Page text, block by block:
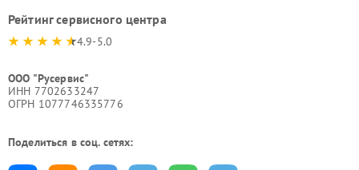
Рейтинг сервисного центра
4.9-5.0
ООО "Русервис"
ИНН 7702633247
ОГРН 1077746335776
Поделиться в соц. сетях: